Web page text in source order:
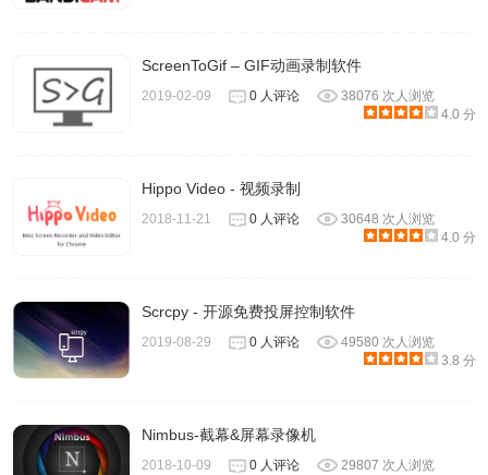
5、选择你要录制的区域，点击【分享】按钮即可开始录制。
ScreenToGif – GIF动画录制软件
2019-02-09 0 人评论
38076 次人浏览
4.0 分
Hippo Video - 视频录制
2018-11-21 0 人评论
30648 次人浏览
4.0 分
Scrcpy - 开源免费投屏控制软件
2019-08-29 0 人评论
49580 次人浏览
3.8 分
Nimbus-截幕&屏幕录像机
2018-10-09 0 人评论
29807 次人浏览